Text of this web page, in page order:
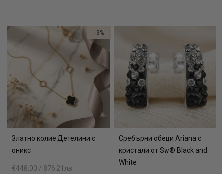
Златно колие Детелини с
оникс
€448.00 / 876.21лв.
-9%
Сребърни обеци Ariana с
кристали от Sw® Black and
White